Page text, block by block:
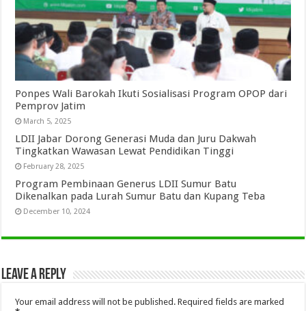
Ponpes Wali Barokah Ikuti Sosialisasi Program OPOP dari
Pemprov Jatim
March 5, 2025
LDII Jabar Dorong Generasi Muda dan Juru Dakwah
Tingkatkan Wawasan Lewat Pendidikan Tinggi
February 28, 2025
Program Pembinaan Generus LDII Sumur Batu
Dikenalkan pada Lurah Sumur Batu dan Kupang Teba
December 10, 2024
Leave a Reply
Your email address will not be published. Required fields are marked